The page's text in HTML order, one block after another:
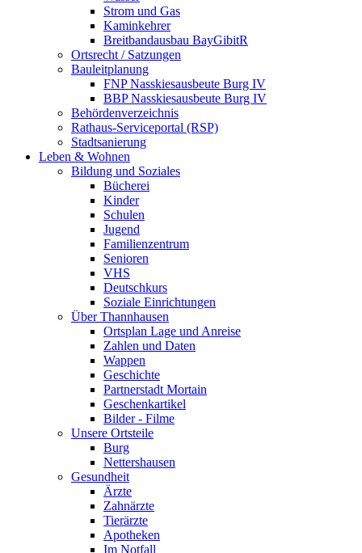
Strom und Gas
Kaminkehrer
Breitbandausbau BayGibitR
Ortsrecht / Satzungen
Bauleitplanung
FNP Nasskiesausbeute Burg IV
BBP Nasskiesausbeute Burg IV
Behördenverzeichnis
Rathaus-Serviceportal (RSP)
Stadtsanierung
Leben & Wohnen
Bildung und Soziales
Bücherei
Kinder
Schulen
Jugend
Familienzentrum
Senioren
VHS
Deutschkurs
Soziale Einrichtungen
Über Thannhausen
Ortsplan Lage und Anreise
Zahlen und Daten
Wappen
Geschichte
Partnerstadt Mortain
Geschenkartikel
Bilder - Filme
Unsere Ortsteile
Burg
Nettershausen
Gesundheit
Ärzte
Zahnärzte
Tierärzte
Apotheken
Im Notfall